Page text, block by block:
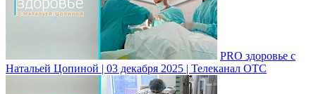
PRO здоровье с
Натальей Цопиной | 03 декабря 2025 | Телеканал ОТС